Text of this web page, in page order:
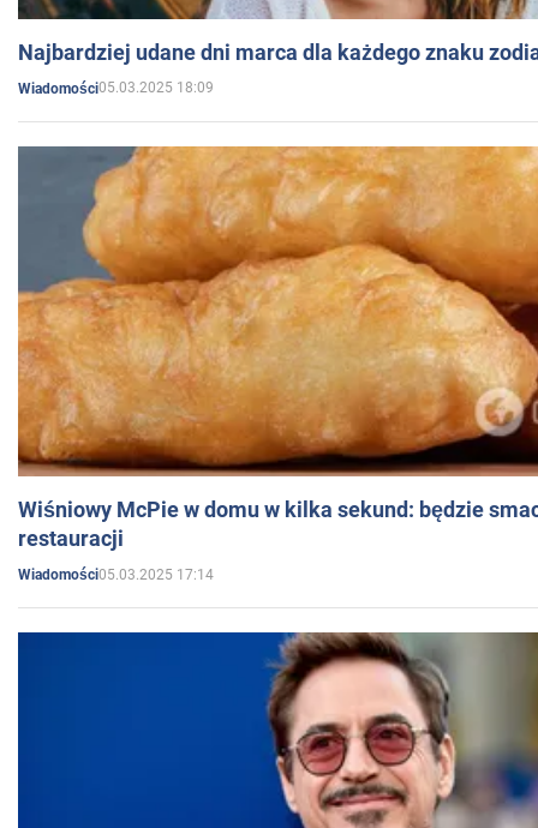
Najbardziej udane dni marca dla każdego znaku
Wiadomości05.03.2025 18:09
Wiśniowy McPie w domu w kilka sekund: będzie
restauracji
Wiadomości05.03.2025 17:14